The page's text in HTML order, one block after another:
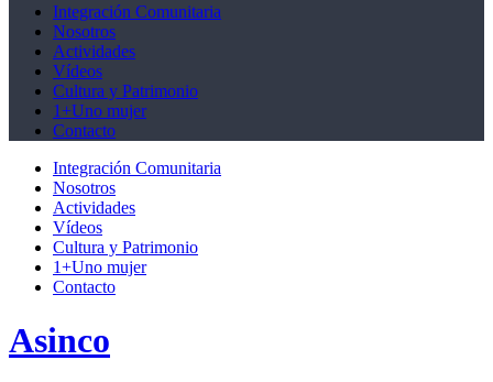
Integración Comunitaria
Nosotros
Actividades
Vídeos
Cultura y Patrimonio
1+Uno mujer
Contacto
Integración Comunitaria
Nosotros
Actividades
Vídeos
Cultura y Patrimonio
1+Uno mujer
Contacto
Asinco